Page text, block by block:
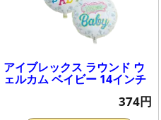
アイブレックス ラウンド ウ
ェルカム ベイビー 14インチ
374円